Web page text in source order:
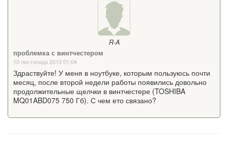
R-A
проблемка с винтчестером
10 листопада 2013 01:04
Здраствуйте! У меня в ноутбуке, которым пользуюсь почти
месяц, после второй недели работы появились довольно
продолжительные щелчки в винтчестере (TOSHIBA
MQ01ABD075 750 Гб). С чем ето связано?